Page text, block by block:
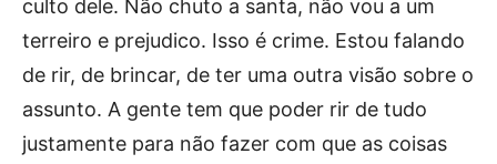
culto dele. Não chuto a santa, não vou a um
terreiro e prejudico. Isso é crime. Estou falando
de rir, de brincar, de ter uma outra visão sobre o
assunto. A gente tem que poder rir de tudo
justamente para não fazer com que as coisas